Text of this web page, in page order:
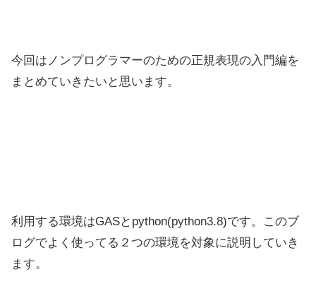
今回はノンプログラマーのための正規表現の入門編を
まとめていきたいと思います。
利用する環境はGASとpython(python3.8)です。このブ
ログでよく使ってる２つの環境を対象に説明していき
ます。